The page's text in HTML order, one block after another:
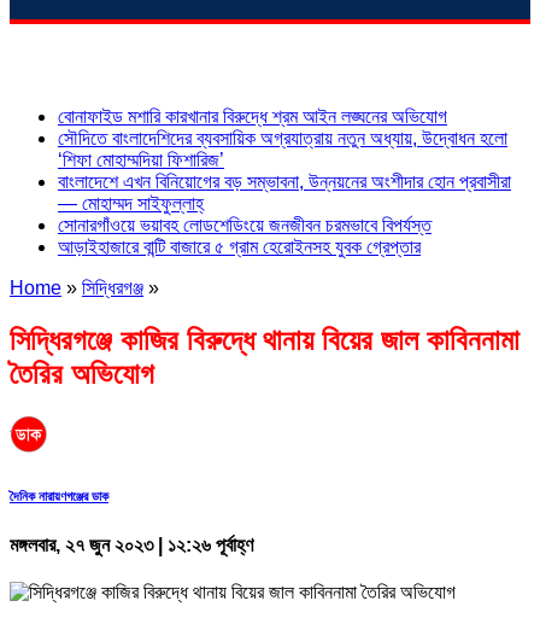
বোনাফাইড মশারি কারখানার বিরুদ্ধে শ্রম আইন লঙ্ঘনের অভিযোগ
সৌদিতে বাংলাদেশিদের ব্যবসায়িক অগ্রযাত্রায় নতুন অধ্যায়, উদ্বোধন হলো
‘শিফা মোহাম্মদিয়া ফিশারিজ’
বাংলাদেশে এখন বিনিয়োগের বড় সম্ভাবনা, উন্নয়নের অংশীদার হোন প্রবাসীরা
— মোহাম্মদ সাইফুল্লাহ্
সোনারগাঁওয়ে ভয়াবহ লোডশেডিংয়ে জনজীবন চরমভাবে বিপর্যস্ত
আড়াইহাজারে বান্টি বাজারে ৫ গ্রাম হেরোইনসহ যুবক গ্রেপ্তার
Home » সিদ্ধিরগঞ্জ »
সিদ্ধিরগঞ্জে কাজির বিরুদ্ধে থানায় বিয়ের জাল কাবিননামা
তৈরির অভিযোগ
দৈনিক নারায়ণগঞ্জের ডাক
মঙ্গলবার, ২৭ জুন ২০২৩ | ১২:২৬ পূর্বাহ্ণ